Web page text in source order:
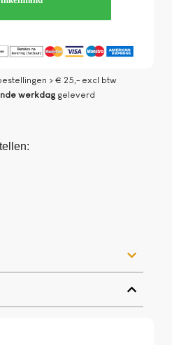
> € 25,- excl btw
werkdaggeleverd